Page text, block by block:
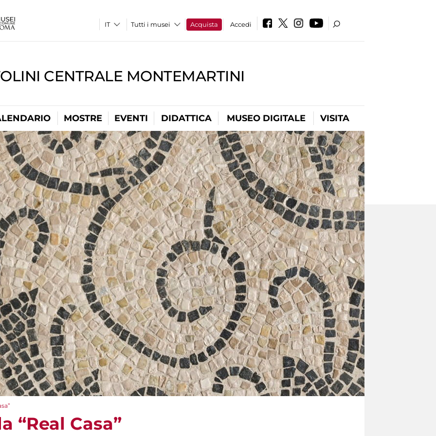
Tutti i musei Acquista Accedi
CENTRALE MONTEMARTINI
MOSTRE EVENTI DIDATTICA MUSEO DIGITALE VISITA
“Real Casa”